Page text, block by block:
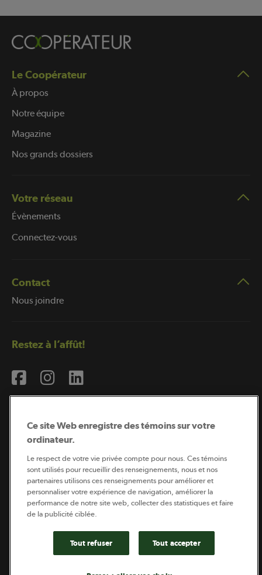
Le Coopérateur
À propos
Notre équipe
Magazine
Nos grands dossiers
Votre réseau
Évènements
Connectez-vous
Contact
Nous joindre
Restez à l’affût!
Coopérateur est publié par Sollio Groupe Coopératif.
Il est l’outil d’information de la coopération agricole
québécoise.
Ce site Web enregistre des témoins sur votre
ordinateur.
Le respect de votre vie privée compte pour nous. Ces témoins
sont utilisés pour recueillir des renseignements, nous et nos
partenaires utilisons ces renseignements pour améliorer et
personnaliser votre expérience de navigation, améliorer la
performance de notre site web, collecter des statistiques et faire
de la publicité ciblée.
Tout refuser Tout accepter